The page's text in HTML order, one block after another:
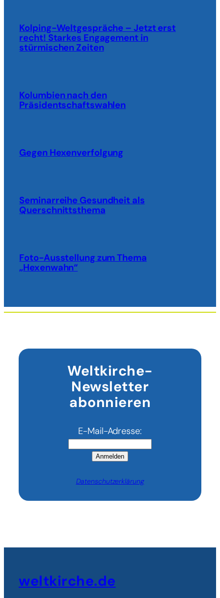
Kolping-Weltgespräche – Jetzt erst
recht! Starkes Engagement in
stürmischen Zeiten
Kolumbien nach den
Präsidentschaftswahlen
Gegen Hexenverfolgung
Seminarreihe Gesundheit als
Querschnittsthema
Foto-Ausstellung zum Thema
„Hexenwahn“
Weltkirche-
Newsletter
abonnieren
E-Mail-Adresse:
Anmelden
Datenschutzerklärung
weltkirche.de